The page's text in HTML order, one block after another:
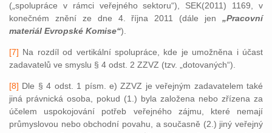
(„spolupráce v rámci veřejného sektoru“), SEK(2011) 1169, v
konečném znění ze dne 4. října 2011 (dále jen „Pracovní
materiál Evropské Komise“).
[7] Na rozdíl od vertikální spolupráce, kde je umožněna i účast
zadavatelů ve smyslu § 4 odst. 2 ZZVZ (tzv. „dotovaných“).
[8] Dle § 4 odst. 1 písm. e) ZZVZ je veřejným zadavatelem také
jiná právnická osoba, pokud (1.) byla založena nebo zřízena za
účelem uspokojování potřeb veřejného zájmu, které nemají
průmyslovou nebo obchodní povahu, a současně (2.) jiný veřejný